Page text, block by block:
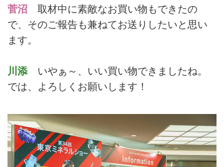
菅沼 取材中に素敵なお買い物もできたの
で、そのご報告も兼ねてお送りしたいと思い
ます。
川添 いやぁ～、いい買い物できましたね。
では、よろしくお願いします！